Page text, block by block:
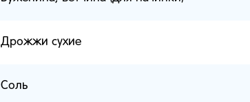
Дрожжи сухие
Соль